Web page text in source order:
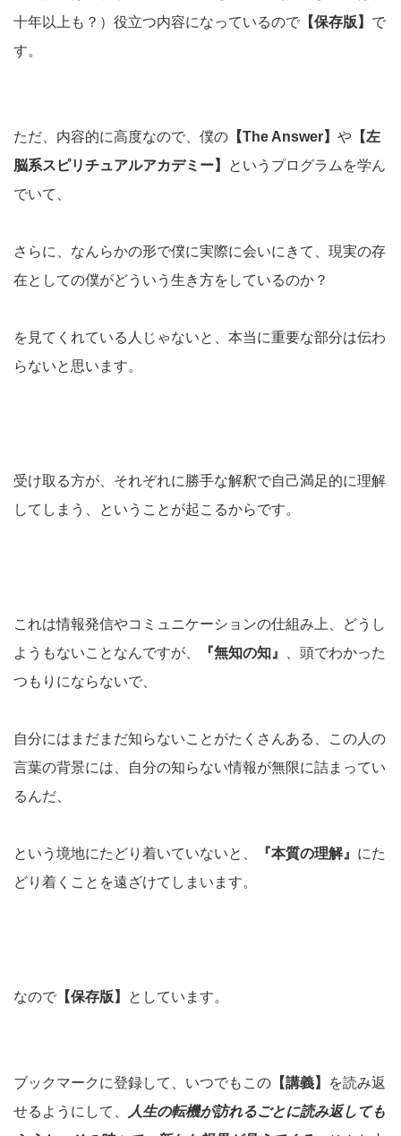
十年以上も？）役立つ内容になっているので 【保存版】 で
す。
ただ、内容的に高度なので、僕の 【The Answer】 や 【左
脳系スピリチュアルアカデミー】
というプログラムを学ん
でいて、
さらに、なんらかの形で僕に実際に会いにきて、現実の存
在としての僕がどういう生き方をしているのか？
を見てくれている人じゃないと、本当に重要な部分は伝わ
らないと思います。
受け取る方が、それぞれに勝手な解釈で自己満足的に理解
してしまう、ということが起こるからです。
これは情報発信やコミュニケーションの仕組み上、どうし
ようもないことなんですが、
『無知の知』
、頭でわかった
つもりにならないで、
自分にはまだまだ知らないことがたくさんある、この人の
言葉の背景には、自分の知らない情報が無限に詰まってい
るんだ、
という境地にたどり着いていないと、 『本質の理解』 にた
どり着くことを遠ざけてしまいます。
なので 【保存版】 としています。
ブックマークに登録して、いつでもこの 【講義】
を読み返
せるようにして、
人生の転機が訪れるごとに読み返しても